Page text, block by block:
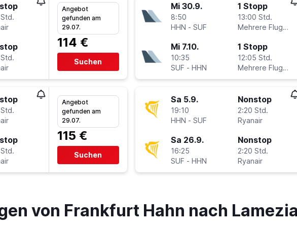
Angebot
gefunden am
29.07.
114 €
Suchen
Angebot
gefunden am
29.07.
115 €
Suchen
Mi 30.9.
8:50
HHN - SUF
1 Stopp
13:00 Std.
Mehrere Fluglinien
Mi 7.10.
10:35
SUF - HHN
1 Stopp
12:05 Std.
Mehrere Fluglinien
Sa 5.9.
19:10
HHN - SUF
Nonstop
2:20 Std.
Ryanair
Sa 26.9.
16:25
SUF - HHN
Nonstop
2:20 Std.
Ryanair
von Frankfurt Hahn nach